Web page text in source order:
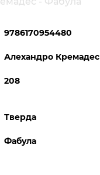
9786170954480
Алехандро Кремадес
208
Тверда
Фабула